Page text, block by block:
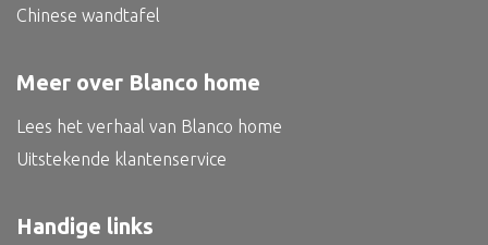
Oosterse tv meubel
Chinese wandtafel
Meer over Blanco home
Lees het verhaal van Blanco home
Uitstekende klantenservice
Handige links